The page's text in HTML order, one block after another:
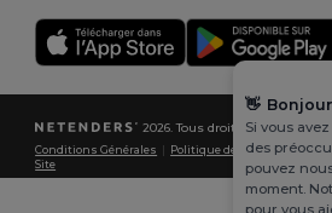
2026. Tous droits réservés
Conditions Générales Politique de Confidentialité
Site
👋 Bonjour
Si vous
des
pouvez
moment.
pour vous